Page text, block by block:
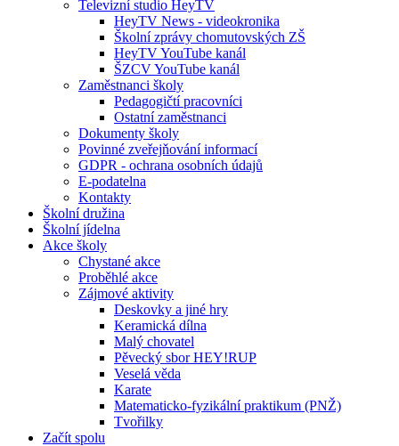
Televizní studio HeyTV
HeyTV News - videokronika
Školní zprávy chomutovských ZŠ
HeyTV YouTube kanál
ŠZCV YouTube kanál
Zaměstnanci školy
Pedagogičtí pracovníci
Ostatní zaměstnanci
Dokumenty školy
Povinné zveřejňování informací
GDPR - ochrana osobních údajů
E-podatelna
Kontakty
Školní družina
Školní jídelna
Akce školy
Chystané akce
Proběhlé akce
Zájmové aktivity
Deskovky a jiné hry
Keramická dílna
Malý chovatel
Pěvecký sbor HEY!RUP
Veselá věda
Karate
Matematicko-fyzikální praktikum (PNŽ)
Tvořilky
Začít spolu